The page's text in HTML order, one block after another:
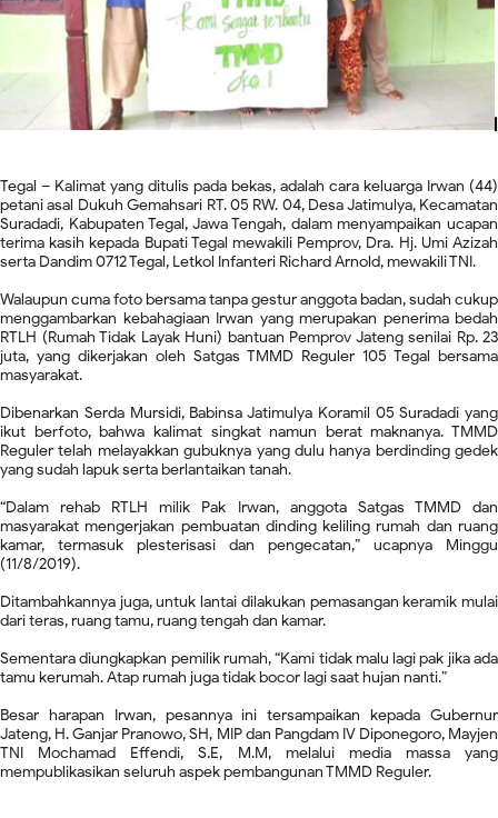
Tegal – Kalimat yang ditulis pada bekas, adalah cara keluarga Irwan (44)
petani asal Dukuh Gemahsari RT. 05 RW. 04, Desa Jatimulya, Kecamatan
Suradadi, Kabupaten Tegal, Jawa Tengah, dalam menyampaikan ucapan
terima kasih kepada Bupati Tegal mewakili Pemprov, Dra. Hj. Umi Azizah
serta Dandim 0712 Tegal, Letkol Infanteri Richard Arnold, mewakili TNI.
Walaupun cuma foto bersama tanpa gestur anggota badan, sudah cukup
menggambarkan kebahagiaan Irwan yang merupakan penerima bedah
RTLH (Rumah Tidak Layak Huni) bantuan Pemprov Jateng senilai Rp. 23
juta, yang dikerjakan oleh Satgas TMMD Reguler 105 Tegal bersama
masyarakat.
Dibenarkan Serda Mursidi, Babinsa Jatimulya Koramil 05 Suradadi yang
ikut berfoto, bahwa kalimat singkat namun berat maknanya. TMMD
Reguler telah melayakkan gubuknya yang dulu hanya berdinding gedek
yang sudah lapuk serta berlantaikan tanah.
“Dalam rehab RTLH milik Pak Irwan, anggota Satgas TMMD dan
masyarakat mengerjakan pembuatan dinding keliling rumah dan ruang
kamar, termasuk plesterisasi dan pengecatan,” ucapnya Minggu
(11/8/2019).
Ditambahkannya juga, untuk lantai dilakukan pemasangan keramik mulai
dari teras, ruang tamu, ruang tengah dan kamar.
Sementara diungkapkan pemilik rumah, “Kami tidak malu lagi pak jika ada
tamu kerumah. Atap rumah juga tidak bocor lagi saat hujan nanti.”
Besar harapan Irwan, pesannya ini tersampaikan kepada Gubernur
Jateng, H. Ganjar Pranowo, SH, MIP dan Pangdam IV Diponegoro, Mayjen
TNI Mochamad Effendi, S.E, M.M, melalui media massa yang
mempublikasikan seluruh aspek pembangunan TMMD Reguler.